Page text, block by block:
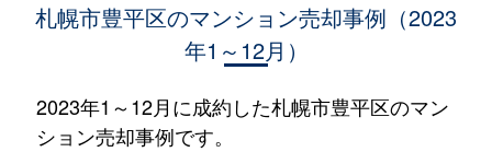
札幌市豊平区のマンション売却事例（2023
年1～12月）
2023年1～12月に成約した札幌市豊平区のマン
ション売却事例です。